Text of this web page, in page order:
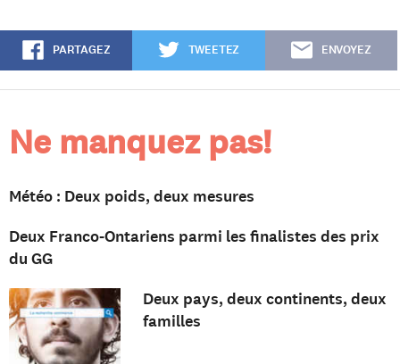
PARTAGEZ TWEETEZ ENVOYEZ
Ne manquez pas!
Météo : Deux poids, deux mesures
Deux Franco-Ontariens parmi les finalistes des prix
du GG
Deux pays, deux continents, deux
familles